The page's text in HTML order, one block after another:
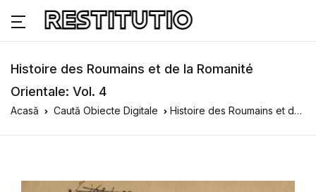
Histoire des Roumains et de la Romanité
Orientale: Vol. 4
Acasă Caută Obiecte Digitale Histoire des Roumains et de la Romanité Orientale: Vol. 4